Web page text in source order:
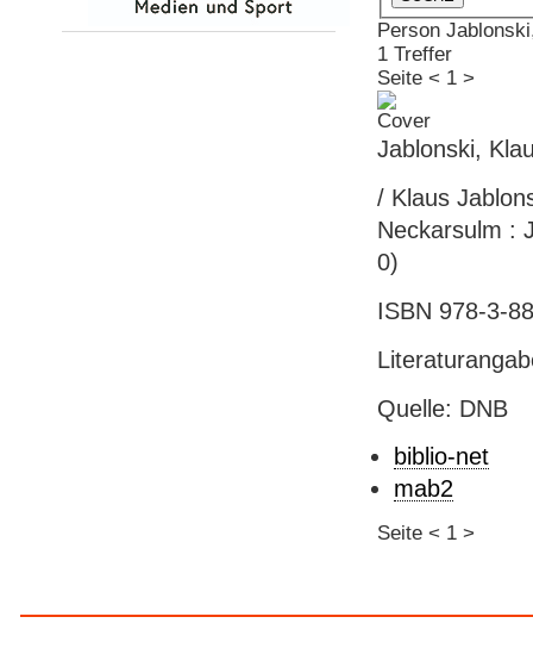
Person
1 Treffer
Seite < 1 >
Jablonski,
/ Klaus
Neckarsulm :
0)
ISBN 978-3-
Quelle: DNB
biblio-net
mab2
Seite < 1 >